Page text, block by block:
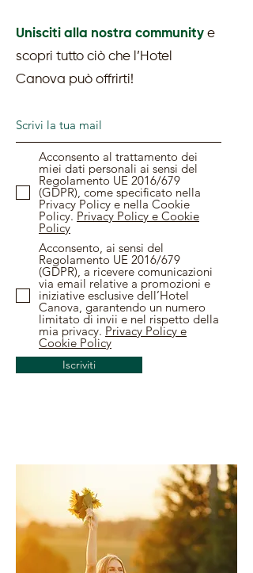
Unisciti alla nostra community e
scopri tutto ciò che l’Hotel
Canova può offrirti!
Acconsento al trattamento dei
miei dati personali ai sensi del
Regolamento UE 2016/679
(GDPR), come specificato nella
Privacy Policy e nella Cookie
Policy. Privacy Policy e Cookie
Policy
Acconsento, ai sensi del
Regolamento UE 2016/679
(GDPR), a ricevere comunicazioni
via email relative a promozioni e
iniziative esclusive dell’Hotel
Canova, garantendo un numero
limitato di invii e nel rispetto della
mia privacy. Privacy Policy e
Cookie Policy
Iscriviti